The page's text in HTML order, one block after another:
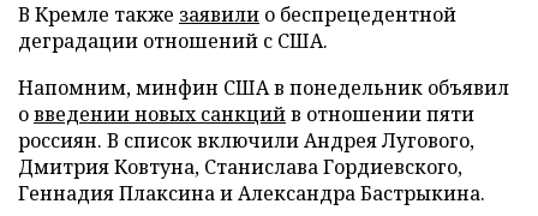
В Кремле также заявили о беспрецедентной
деградации отношений с США.
Напомним, минфин США в понедельник объявил
овведении новых санкцийв отношении пяти
россиян. В список включили Андрея Лугового,
Дмитрия Ковтуна, Станислава Гордиевского,
Геннадия Плаксина и Александра Бастрыкина.